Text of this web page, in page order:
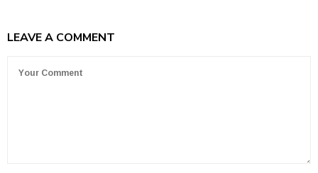
LEAVE A COMMENT